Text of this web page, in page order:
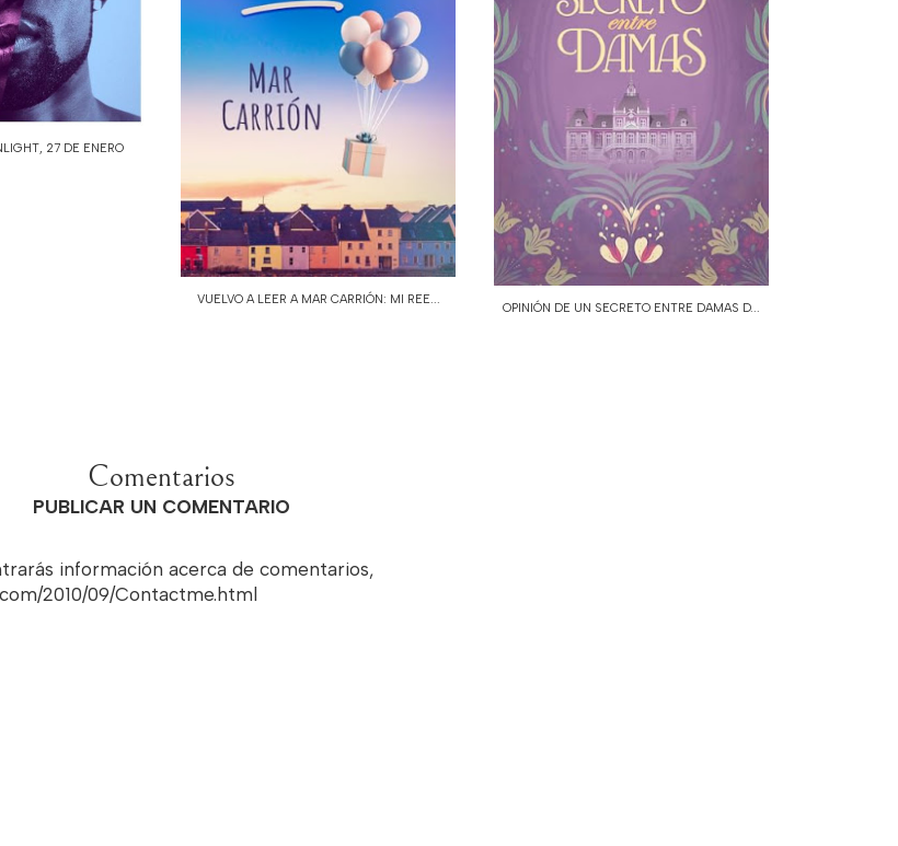
27 DE ENERO
VUELVO A LEER A MAR CARRIÓN: MI REE...
OPINIÓN DE UN SECRETO ENTRE DAMAS D...
Comentarios
PUBLICAR UN COMENTARIO
información acerca de comentarios,
2010/09/Contactme.html